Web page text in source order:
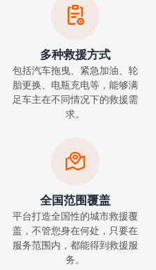

多种救援方式
包括汽车拖曳、紧急加油、轮
胎更换、电瓶充电等，能够满
足车主在不同情况下的救援需
求。

全国范围覆盖
平台打造全国性的城市救援覆
盖，不管您身在何处，只要在
服务范围内，都能得到救援服
务。